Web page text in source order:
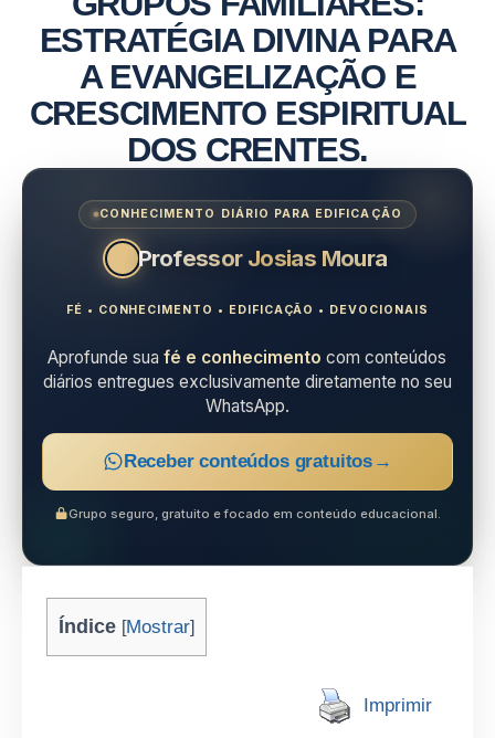
ESTRATÉGIA DIVINA PARA
A EVANGELIZAÇÃO E
CRESCIMENTO ESPIRITUAL
DOS CRENTES.
CONHECIMENTO DIÁRIO PARA EDIFICAÇÃO
Professor Josias Moura
FÉ • CONHECIMENTO • EDIFICAÇÃO • DEVOCIONAIS
Aprofunde suafé e conhecimento com conteúdos
diários entregues exclusivamente diretamente no seu
WhatsApp.
Receber conteúdos gratuitos →
Grupo seguro, gratuito e focado em conteúdo educacional.
Índice [Mostrar]
Imprimir